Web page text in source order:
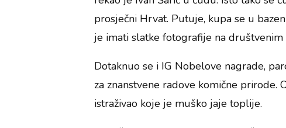
prosječni Hrvat. Putuje, kupa se u
je imati slatke fotografije na društvenim
Dotaknuo se i IG Nobelove nagrade,
za znanstvene radove komične
istraživao koje je muško jaje toplije.